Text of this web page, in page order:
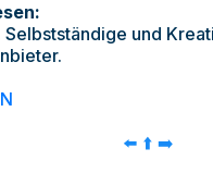
Selbstständige und
⬅️ ⬆️ ➡️